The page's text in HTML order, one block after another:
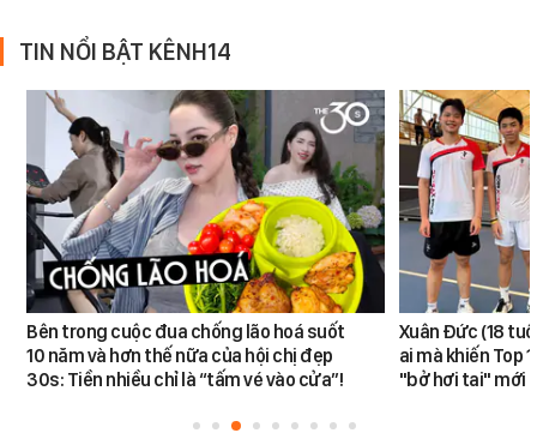
TIN NỔI BẬT KÊNH14
Bên trong cuộc đua chống lão hoá suốt
10 năm và hơn thế nữa của hội chị đẹp
30s: Tiền nhiều chỉ là “tấm vé vào cửa”!
Xuân Đức (18
ai mà khiến Top
"bở hơi tai" mới